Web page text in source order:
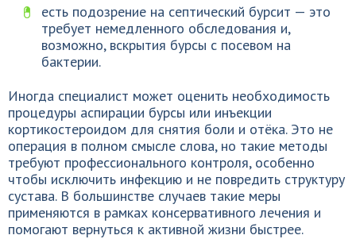
есть подозрение на септический бурсит — это
требует немедленного обследования и,
возможно, вскрытия бурсы с посевом на
бактерии.
Иногда специалист может оценить необходимость
процедуры аспирации бурсы или инъекции
кортикостероидом для снятия боли и отёка. Это не
операция в полном смысле слова, но такие методы
требуют профессионального контроля, особенно
чтобы исключить инфекцию и не повредить структуру
сустава. В большинстве случаев такие меры
применяются в рамках консервативного лечения и
помогают вернуться к активной жизни быстрее.